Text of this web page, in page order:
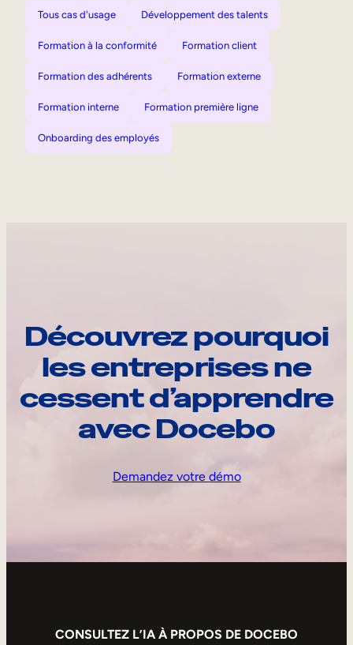
Tous cas d'usage Développement des talents
Formation à la conformité Formation client
Formation des adhérents Formation externe
Formation interne Formation première ligne
Onboarding des employés
Découvrez pourquoi
les entreprises ne
cessent d’apprendre
avec Docebo
Demandez votre démo
CONSULTEZ L’IA À PROPOS DE DOCEBO